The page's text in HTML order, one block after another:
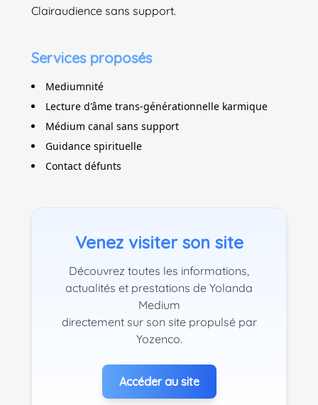
Clairaudience sans support.
Services proposés
Mediumnité
Lecture d'âme trans-générationnelle karmique
Médium canal sans support
Guidance spirituelle
Contact défunts
Venez visiter son site
Découvrez toutes les informations,
actualités et prestations de Yolanda
Medium
directement sur son site propulsé par
Yozenco.
Accéder au site